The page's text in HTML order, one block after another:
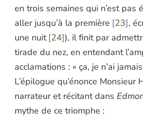
en trois semaines qui n’est pas
aller jusqu’à la première 23 ,
une nuit 24 ), il finit par
tirade du nez, en entendant
acclamations : « ça, je n’ai
L’épilogue qu’énonce Monsieur
narrateur et récitant dans
mythe de ce triomphe :